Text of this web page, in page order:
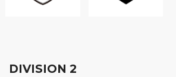
DIVISION 2